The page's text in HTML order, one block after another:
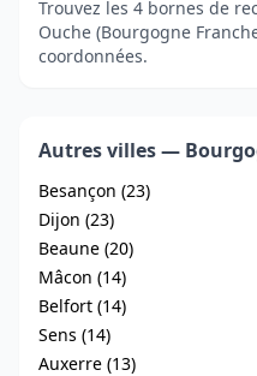
Trouvez les 4 bornes de
Ouche (Bourgogne
coordonnées.
Autres villes —
Besançon (23)
Dijon (23)
Beaune (20)
Mâcon (14)
Belfort (14)
Sens (14)
Auxerre (13)